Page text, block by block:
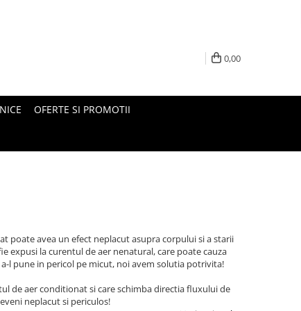
0,00
OFERTE SI PROMOTII
poate avea un efect neplacut asupra corpului si a starii
expusi la curentul de aer nenatural, care poate cauza
l pune in pericol pe micut, noi avem solutia potrivita!
de aer conditionat si care schimba directia fluxului de
neplacut si periculos!